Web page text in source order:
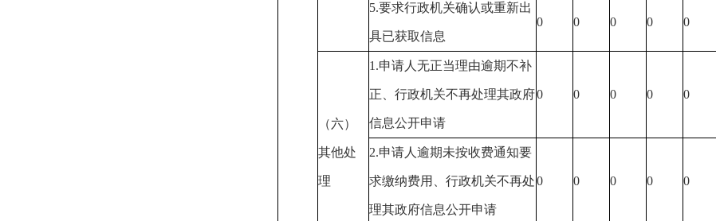
5.要求行政机关确认或重新出
具已获取信息
0 0 0 0 0
（六）
其他处
理
1.申请人无正当理由逾期不补
正、行政机关不再处理其政府
信息公开申请
0 0 0 0 0
2.申请人逾期未按收费通知要
求缴纳费用、行政机关不再处
理其政府信息公开申请
0 0 0 0 0